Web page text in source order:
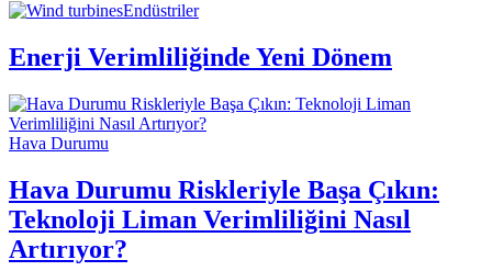
Endüstriler
Enerji Verimliliğinde Yeni Dönem
Hava Durumu
Hava Durumu Riskleriyle Başa Çıkın:
Teknoloji Liman Verimliliğini Nasıl
Artırıyor?